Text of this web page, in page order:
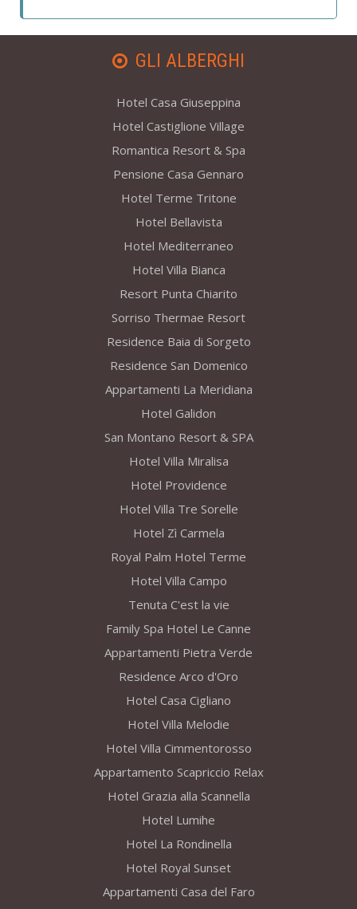
GLI ALBERGHI
Hotel Casa Giuseppina
Hotel Castiglione Village
Romantica Resort & Spa
Pensione Casa Gennaro
Hotel Terme Tritone
Hotel Bellavista
Hotel Mediterraneo
Hotel Villa Bianca
Resort Punta Chiarito
Sorriso Thermae Resort
Residence Baia di Sorgeto
Residence San Domenico
Appartamenti La Meridiana
Hotel Galidon
San Montano Resort & SPA
Hotel Villa Miralisa
Hotel Providence
Hotel Villa Tre Sorelle
Hotel Zì Carmela
Royal Palm Hotel Terme
Hotel Villa Campo
Tenuta C'est la vie
Family Spa Hotel Le Canne
Appartamenti Pietra Verde
Residence Arco d'Oro
Hotel Casa Cigliano
Hotel Villa Melodie
Hotel Villa Cimmentorosso
Appartamento Scapriccio Relax
Hotel Grazia alla Scannella
Hotel Lumihe
Hotel La Rondinella
Hotel Royal Sunset
Appartamenti Casa del Faro